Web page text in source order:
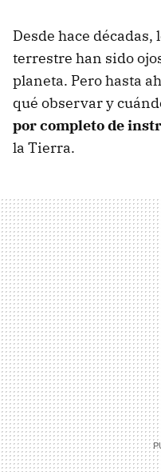
Desde hace décadas,
terrestre han sido
planeta. Pero hasta
qué observar y
por completo de
la Tierra.